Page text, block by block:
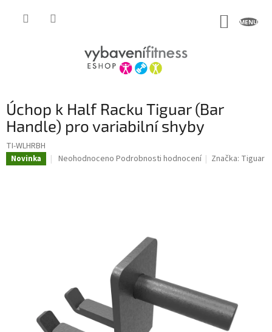
Úchop k Half Racku Tiguar (Bar
Handle) pro variabilní shyby
TI-WLHRBH
Novinka
Průměrné
Neohodnoceno Podrobnosti hodnocení Značka: Tiguar